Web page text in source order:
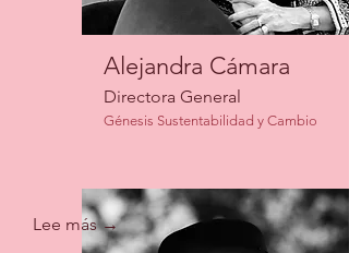
Alejandra Cámara
Directora General
Génesis Sustentabilidad y Cambio
Lee más →